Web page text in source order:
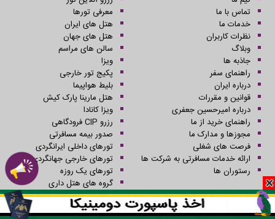
تماس با ما
خدمات ما
نظرات کاربران
وبلاگ
جاذبه ها
راهنمای سفر
درباره ایران
قوانین و مقررات
درباره امیرحسین جعفری
راهنمای خرید از ما
مجوزها و مدارک ما
فرصت های شغلی
ارائه خدمات مسافرتی به شرکت ها
رستوران ها
معرفی تورها
هتل های ایران
هتل های جهان
سالن های مراسم
ویزا
پکیج تور خارجی
بلیط هواپیما
هتل مارینا پارک کیش
ویزا کانادا
رزرو CIP فرودگاهی
صدور بیمه مسافرتی
تورهای داخلی ایرانگردی
تورهای خارجی جهانگردی
تورهای یک روزه
گروه های هتل داری
کلیه حقوق این سایت محفوظ و متعلق به شرکت سفرهای علاءالدین می باشد